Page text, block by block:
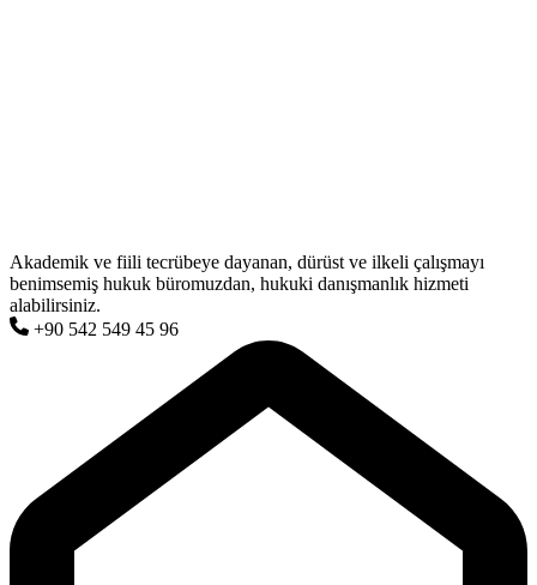
Akademik ve fiili tecrübeye dayanan, dürüst ve ilkeli çalışmayı
benimsemiş hukuk büromuzdan, hukuki danışmanlık hizmeti
alabilirsiniz.
+90 542 549 45 96